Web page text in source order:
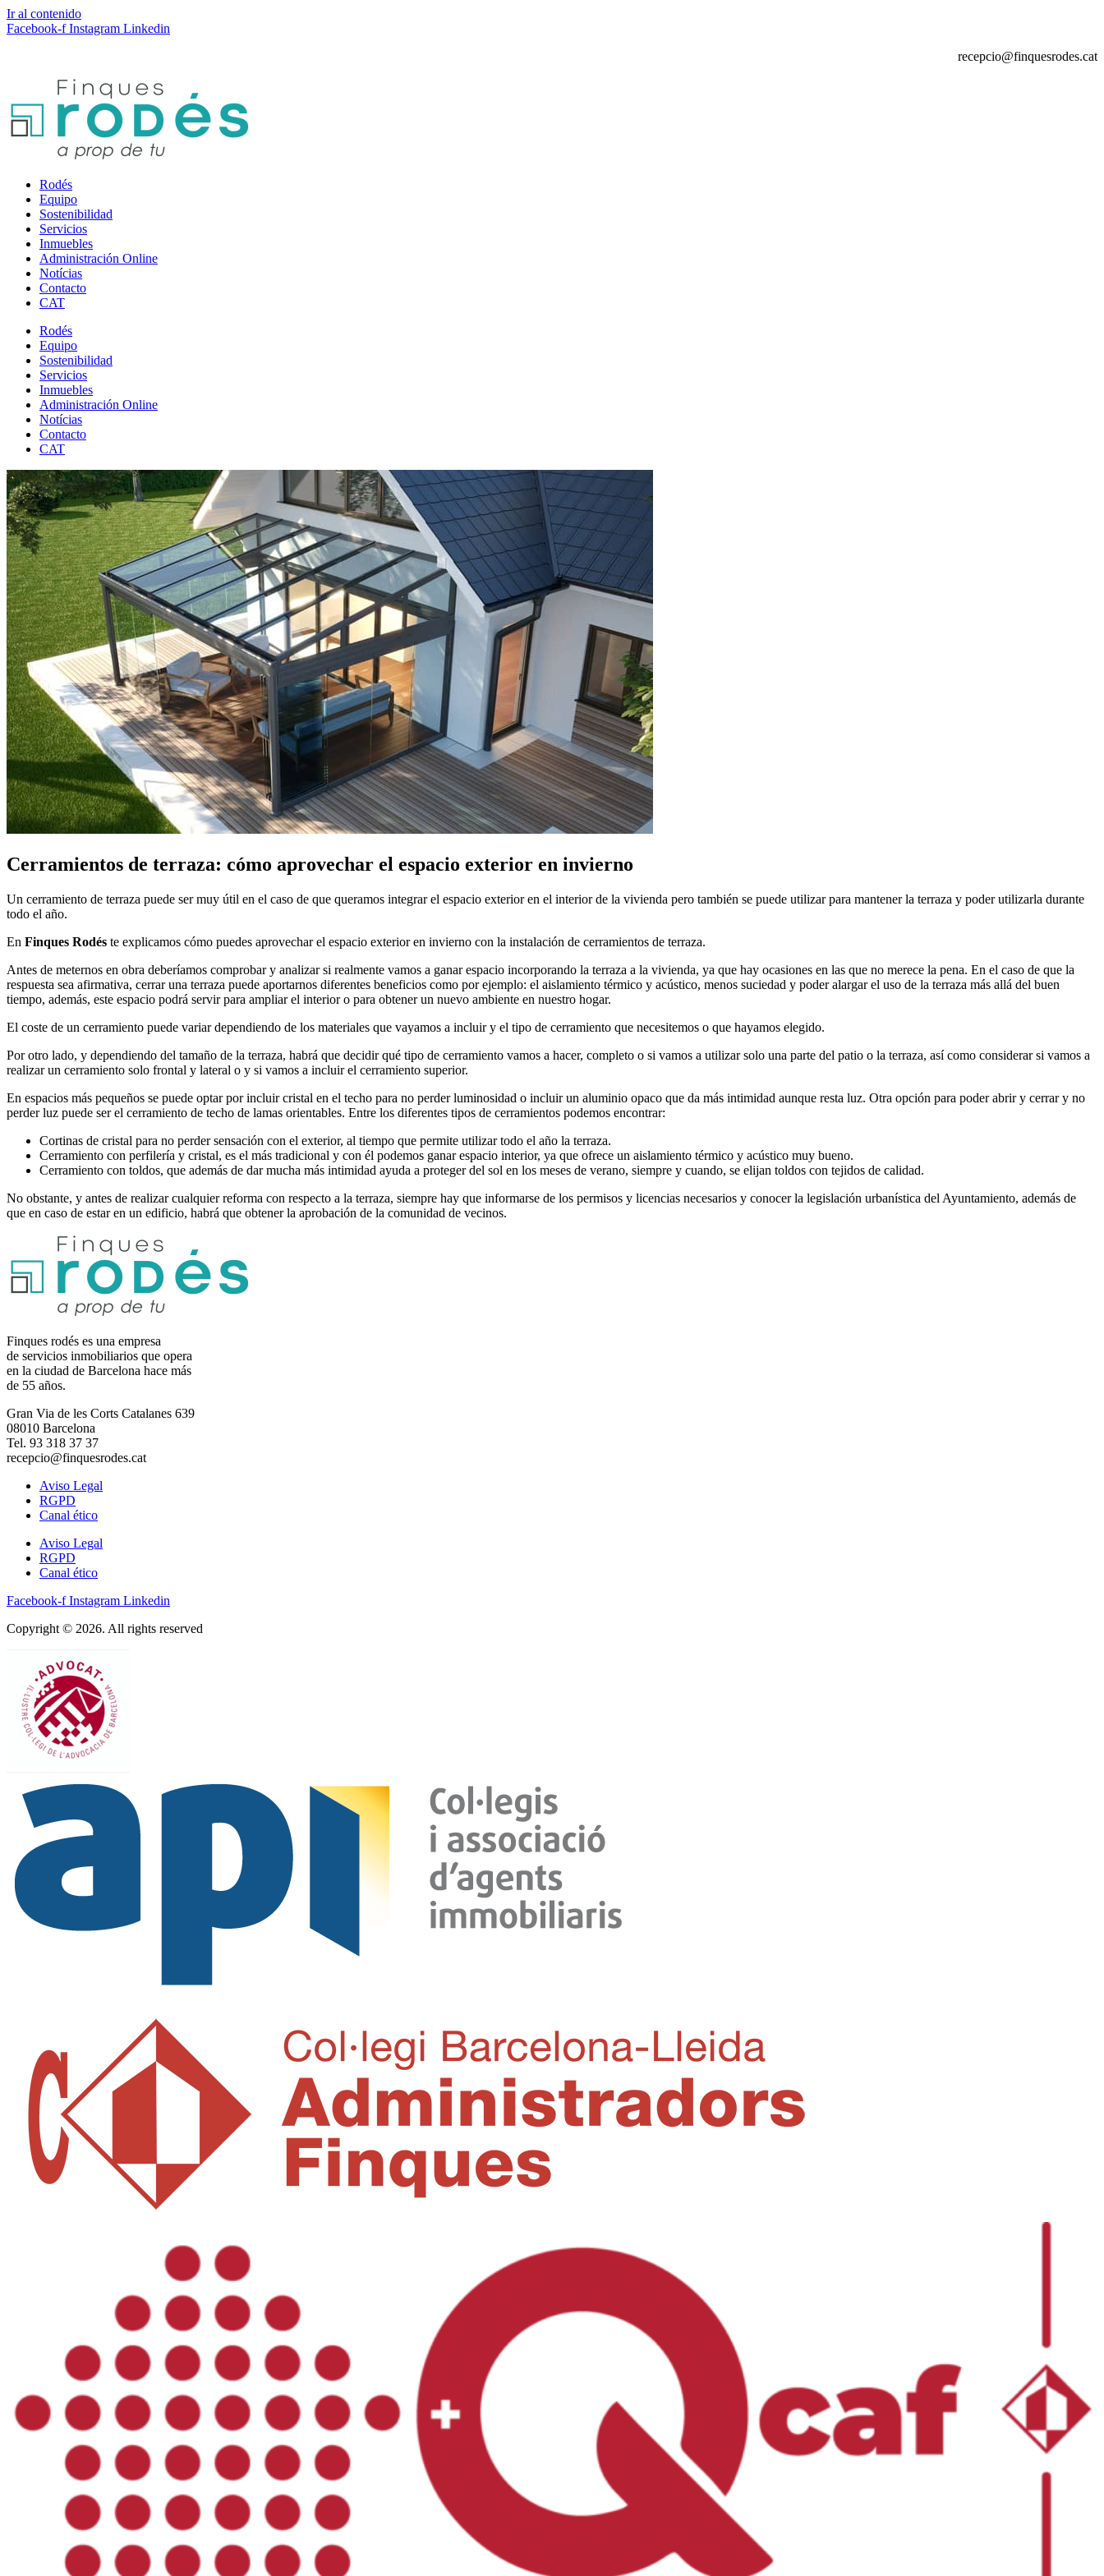
Ir al contenido
Facebook-f Instagram Linkedin
recepcio@finquesrodes.cat
Rodés
Equipo
Sostenibilidad
Servicios
Inmuebles
Administración Online
Notícias
Contacto
CAT
Rodés
Equipo
Sostenibilidad
Servicios
Inmuebles
Administración Online
Notícias
Contacto
CAT
Cerramientos de terraza: cómo aprovechar el espacio exterior en invierno
Un cerramiento de terraza puede ser muy útil en el caso de que queramos integrar el espacio exterior en el interior de la vivienda pero también se puede utilizar para mantener la terraza y poder utilizarla durante
todo el año.
En Finques Rodés te explicamos cómo puedes aprovechar el espacio exterior en invierno con la instalación de cerramientos de terraza.
Antes de meternos en obra deberíamos comprobar y analizar si realmente vamos a ganar espacio incorporando la terraza a la vivienda, ya que hay ocasiones en las que no merece la pena. En el caso de que la
respuesta sea afirmativa, cerrar una terraza puede aportarnos diferentes beneficios como por ejemplo: el aislamiento térmico y acústico, menos suciedad y poder alargar el uso de la terraza más allá del buen
tiempo, además, este espacio podrá servir para ampliar el interior o para obtener un nuevo ambiente en nuestro hogar.
El coste de un cerramiento puede variar dependiendo de los materiales que vayamos a incluir y el tipo de cerramiento que necesitemos o que hayamos elegido.
Por otro lado, y dependiendo del tamaño de la terraza, habrá que decidir qué tipo de cerramiento vamos a hacer, completo o si vamos a utilizar solo una parte del patio o la terraza, así como considerar si vamos a
realizar un cerramiento solo frontal y lateral o y si vamos a incluir el cerramiento superior.
En espacios más pequeños se puede optar por incluir cristal en el techo para no perder luminosidad o incluir un aluminio opaco que da más intimidad aunque resta luz. Otra opción para poder abrir y cerrar y no
perder luz puede ser el cerramiento de techo de lamas orientables. Entre los diferentes tipos de cerramientos podemos encontrar:
Cortinas de cristal para no perder sensación con el exterior, al tiempo que permite utilizar todo el año la terraza.
Cerramiento con perfilería y cristal, es el más tradicional y con él podemos ganar espacio interior, ya que ofrece un aislamiento térmico y acústico muy bueno.
Cerramiento con toldos, que además de dar mucha más intimidad ayuda a proteger del sol en los meses de verano, siempre y cuando, se elijan toldos con tejidos de calidad.
No obstante, y antes de realizar cualquier reforma con respecto a la terraza, siempre hay que informarse de los permisos y licencias necesarios y conocer la legislación urbanística del Ayuntamiento, además de
que en caso de estar en un edificio, habrá que obtener la aprobación de la comunidad de vecinos.
Finques rodés es una empresa
de servicios inmobiliarios que opera
en la ciudad de Barcelona hace más
de 55 años.
Gran Via de les Corts Catalanes 639
08010 Barcelona
Tel. 93 318 37 37
recepcio@finquesrodes.cat
Aviso Legal
RGPD
Canal ético
Aviso Legal
RGPD
Canal ético
Facebook-f Instagram Linkedin
Copyright © 2026. All rights reserved